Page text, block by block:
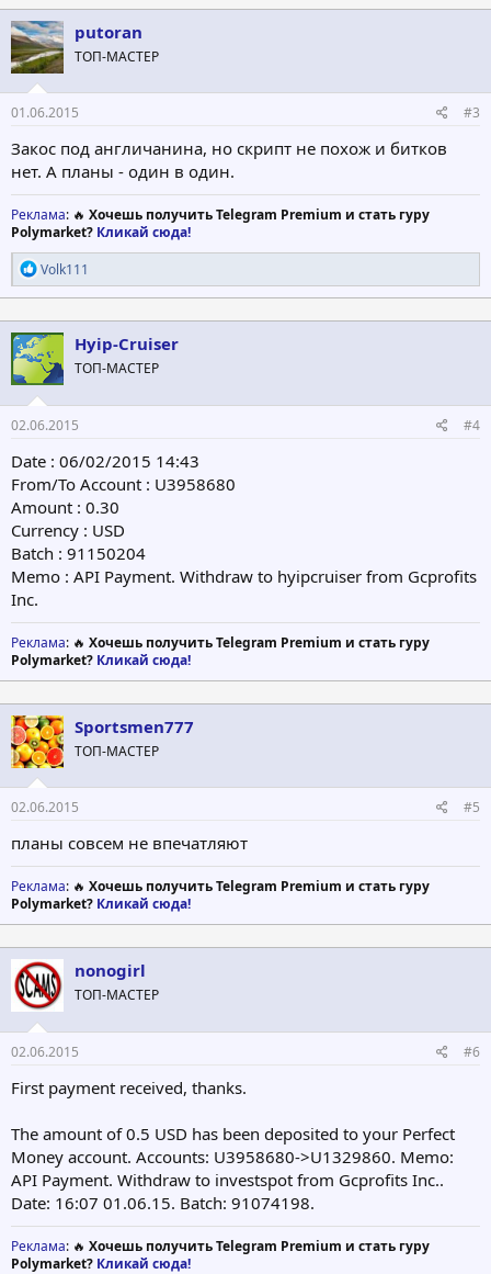
к
ц
и
и
:
putoran
ТОП-МАСТЕР
01.06.2015 #3
Закос под англичанина, но скрипт не похож и битков
нет. А планы - один в один.
Реклама: 🔥 Хочешь получить Telegram Premium и стать гуру
Polymarket? Кликай сюда!
Р
е
а
к
ц
и
и
:
Volk111
Hyip-Cruiser
ТОП-МАСТЕР
02.06.2015 #4
Date : 06/02/2015 14:43
From/To Account : U3958680
Amount : 0.30
Currency : USD
Batch : 91150204
Memo : API Payment. Withdraw to hyipcruiser from Gcprofits
Inc.
Реклама: 🔥 Хочешь получить Telegram Premium и стать гуру
Polymarket? Кликай сюда!
Sportsmen777
ТОП-МАСТЕР
02.06.2015 #5
планы совсем не впечатляют
Реклама: 🔥 Хочешь получить Telegram Premium и стать гуру
Polymarket? Кликай сюда!
nonogirl
ТОП-МАСТЕР
02.06.2015 #6
First payment received, thanks.
The amount of 0.5 USD has been deposited to your Perfect
Money account. Accounts: U3958680->U1329860. Memo:
API Payment. Withdraw to investspot from Gcprofits Inc..
Date: 16:07 01.06.15. Batch: 91074198.
Реклама: 🔥 Хочешь получить Telegram Premium и стать гуру
Polymarket? Кликай сюда!